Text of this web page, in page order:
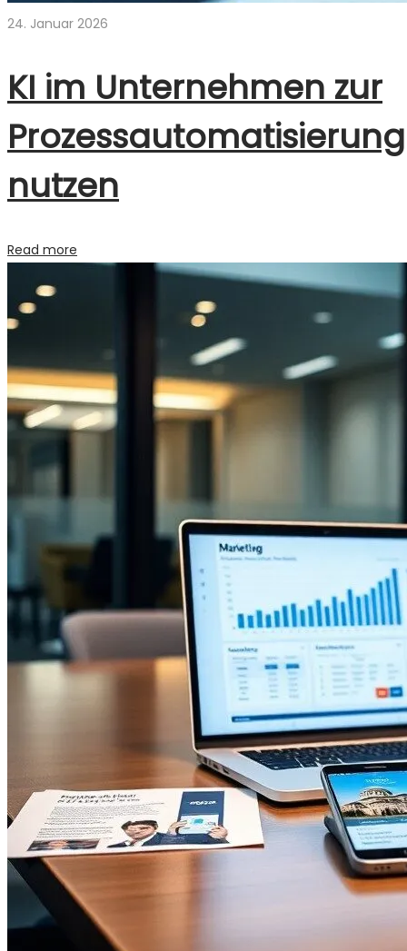
24. Januar 2026
KI im Unternehmen zur
Prozessautomatisierung
nutzen
Read more